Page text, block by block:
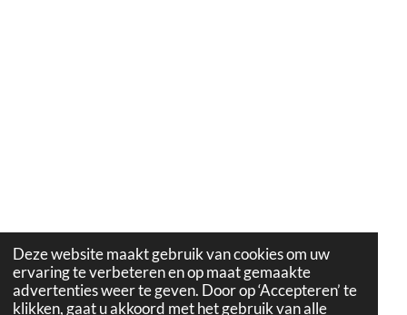
Deze website maakt gebruik van cookies om uw
ervaring te verbeteren en op maat gemaakte
advertenties weer te geven. Door op ‘Accepteren’ te
klikken, gaat u akkoord met het gebruik van alle